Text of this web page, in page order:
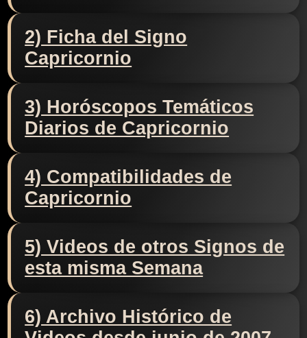
2) Ficha del Signo
Capricornio
3) Horóscopos Temáticos
Diarios de Capricornio
4) Compatibilidades de
Capricornio
5) Videos de otros Signos de
esta misma Semana
6) Archivo Histórico de